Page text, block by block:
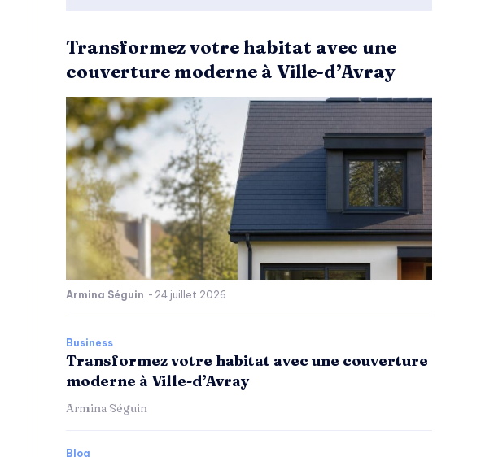
Transformez votre habitat avec une
couverture moderne à Ville-d’Avray
Armina Séguin - 24 juillet 2026
Business
Transformez votre habitat avec une couverture
moderne à Ville-d’Avray
Armina Séguin
Blog